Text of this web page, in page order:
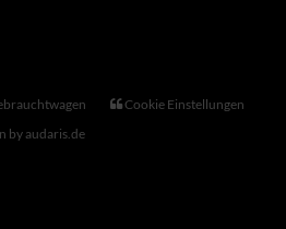
Cookie Einstellungen
by audaris.de